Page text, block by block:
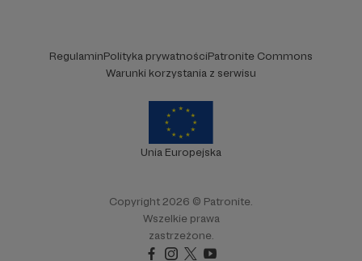
RegulaminPolityka prywatnościPatronite Commons
Warunki korzystania z serwisu
Unia Europejska
Copyright 2026 © Patronite.
Wszelkie prawa
zastrzeżone.